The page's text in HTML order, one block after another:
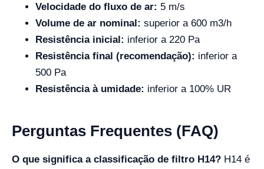
Velocidade do fluxo de ar: 5 m/s
Volume de ar nominal: superior a 600 m3/h
Resistência inicial: inferior a 220 Pa
Resistência final (recomendação): inferior a
500 Pa
Resistência à umidade: inferior a 100% UR
Perguntas Frequentes (FAQ)
O que significa a classificação de filtro H14? H14 é